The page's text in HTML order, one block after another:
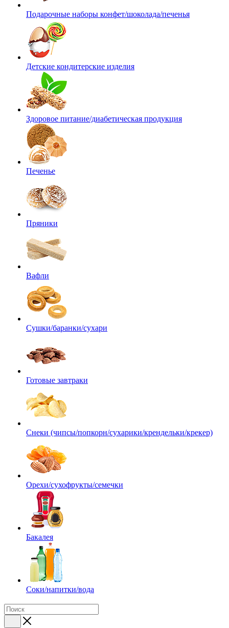
Подарочные наборы конфет/шоколада/печенья
Детские кондитерские изделия
Здоровое питание/диабетическая продукция
Печенье
Пряники
Вафли
Сушки/баранки/сухари
Готовые завтраки
Снеки (чипсы/попкорн/сухарики/крендельки/крекер)
Орехи/сухофрукты/семечки
Бакалея
Соки/напитки/вода